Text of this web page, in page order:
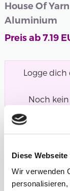
Diese
Wir verwenden
House Of
Aluminium
Preis ab7.19
Logge dich
Noch
Mitglied
Silberne
Länge